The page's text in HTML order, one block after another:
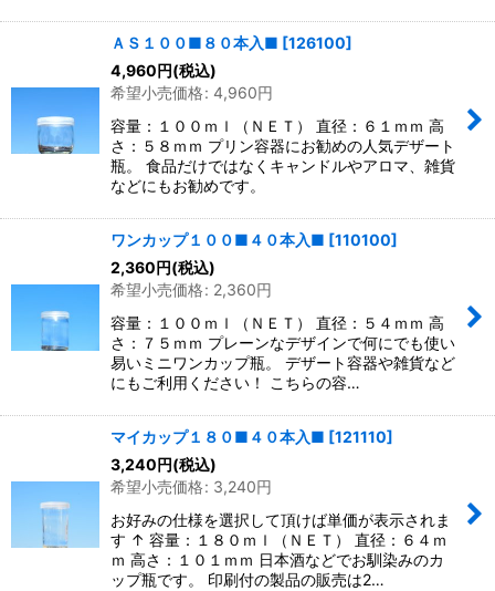
ＡＳ１００■８０本入■ [126100]
4,960円(税込)
希望小売価格: 4,960円
容量：１００ｍｌ（ＮＥＴ） 直径：６１ｍｍ 高
さ：５８ｍｍ プリン容器にお勧めの人気デザート
瓶。 食品だけではなくキャンドルやアロマ、雑貨
などにもお勧めです。
ワンカップ１００■４０本入■ [110100]
2,360円(税込)
希望小売価格: 2,360円
容量：１００ｍｌ（ＮＥＴ） 直径：５４ｍｍ 高
さ：７５ｍｍ プレーンなデザインで何にでも使い
易いミニワンカップ瓶。 デザート容器や雑貨など
にもご利用ください！ こちらの容…
マイカップ１８０■４０本入■ [121110]
3,240円(税込)
希望小売価格: 3,240円
お好みの仕様を選択して頂けば単価が表示されま
す ↑ 容量：１８０ｍｌ（ＮＥＴ） 直径：６４ｍ
ｍ 高さ：１０１ｍｍ 日本酒などでお馴染みのカ
ップ瓶です。 印刷付の製品の販売は2…